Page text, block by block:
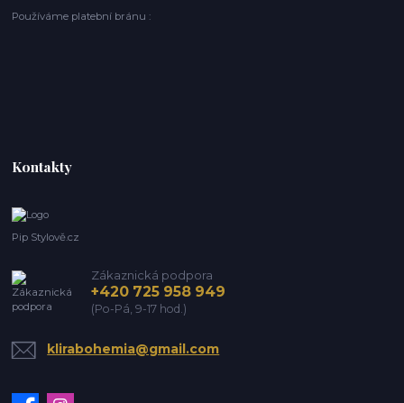
Používáme platební bránu :
Kontakty
Pip Stylově.cz
Zákaznická podpora
+420 725 958 949
(Po-Pá, 9-17 hod.)
klirabohemia@gmail.com